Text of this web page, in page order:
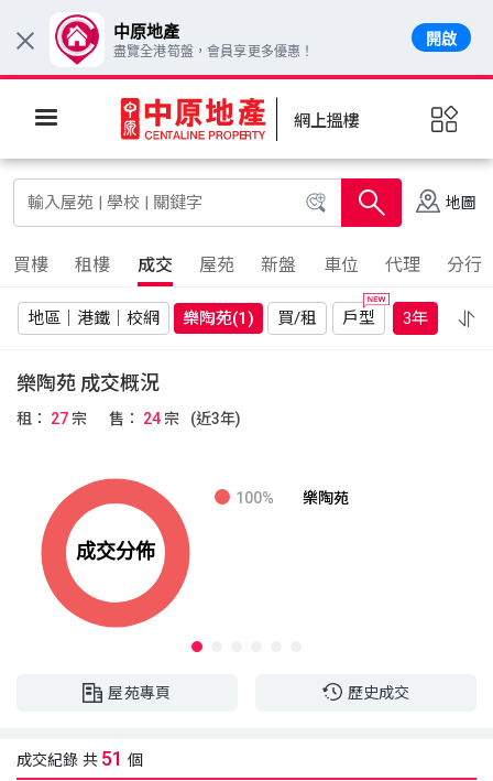
網上搵樓
地圖
買樓 租樓 成交 屋苑 新盤 車位 代理 分行
地區｜港鐵｜校網 樂陶苑(1) 買/租 戶型 3年 更多
樂陶苑 成交概況
租： 27 宗 售： 24 宗 (近3年)
100% 樂陶苑
屋苑專頁 歷史成交
成交紀錄 共 51 個
× 中原地產
盡覽全港筍盤，會員享更多優惠！
開啟